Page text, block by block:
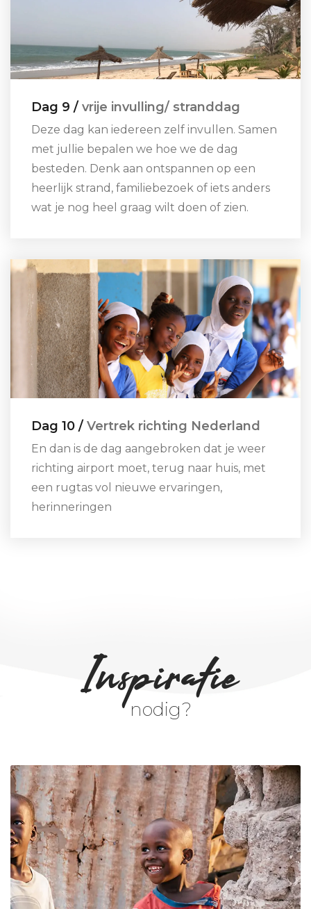
Dag 9 / vrije invulling/ stranddag
Deze dag kan iedereen zelf invullen. Samen
met jullie bepalen we hoe we de dag
besteden. Denk aan ontspannen op een
heerlijk strand, familiebezoek of iets anders
wat je nog heel graag wilt doen of zien.
Dag 10 / Vertrek richting Nederland
En dan is de dag aangebroken dat je weer
richting airport moet, terug naar huis, met
een rugtas vol nieuwe ervaringen,
herinneringen
Inspiratie
nodig?